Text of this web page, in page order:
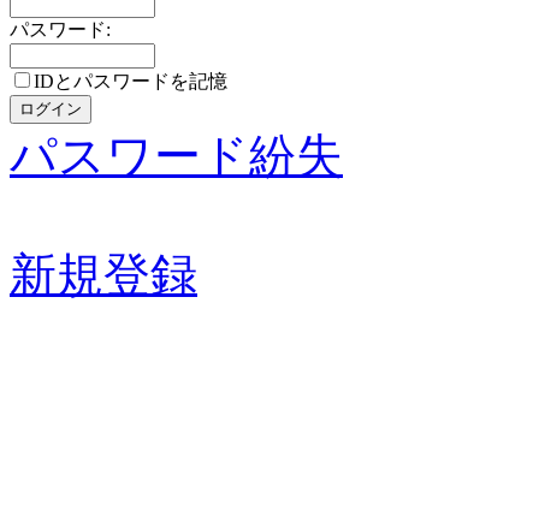
パスワード:
IDとパスワードを記憶
パスワード紛失
新規登録